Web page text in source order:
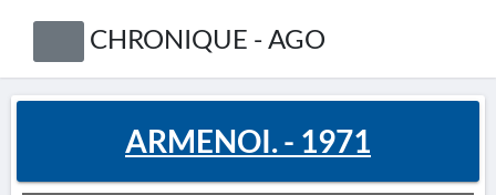
CHRONIQUE - AGO
ARMENOI. - 1971